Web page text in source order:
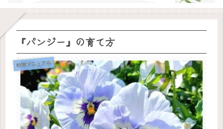
『パンジー』の育て方
植物マニュアル